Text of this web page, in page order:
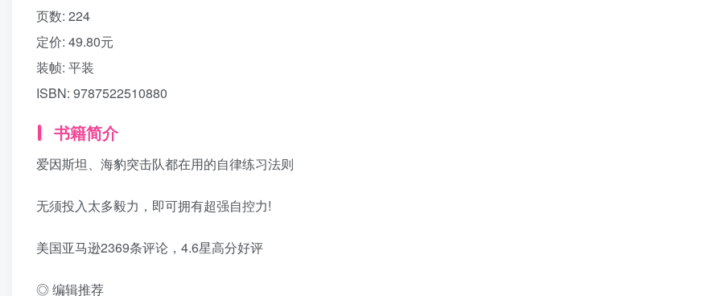
页数: 224
定价: 49.80元
装帧: 平装
ISBN: 9787522510880
书籍简介
爱因斯坦、海豹突击队都在用的自律练习法则
无须投入太多毅力，即可拥有超强自控力!
美国亚马逊2369条评论，4.6星高分好评
◎ 编辑推荐